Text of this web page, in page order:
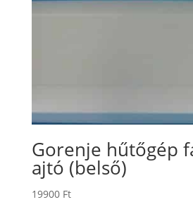
Gorenje hűtőgép
ajtó (belső)
19900 Ft